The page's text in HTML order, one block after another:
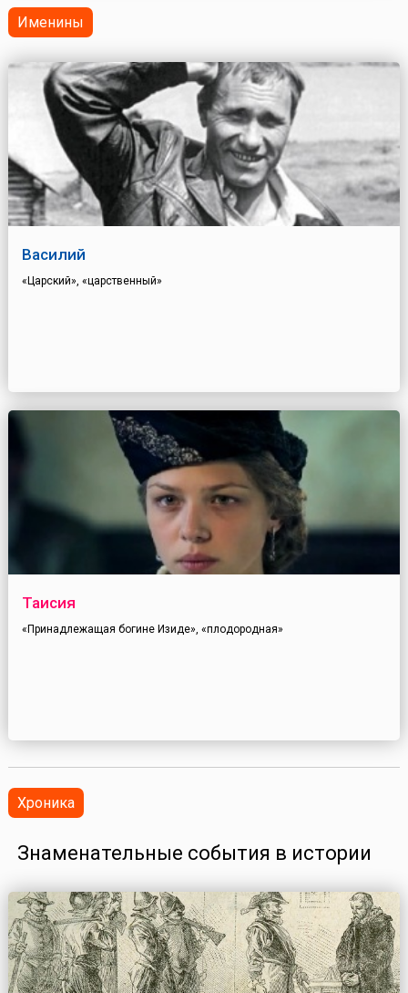
Именины
Василий
«Царский», «царственный»
Таисия
«Принадлежащая богине Изиде», «плодородная»
Хроника
Знаменательные события в истории